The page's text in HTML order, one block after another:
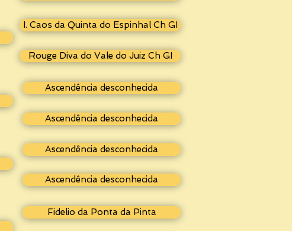
I. Caos da Quinta do Espinhal Ch GI
Rouge Diva do Vale do Juiz Ch GI
Ascendência desconhecida
Ascendência desconhecida
Ascendência desconhecida
Ascendência desconhecida
Fidelio da Ponta da Pinta